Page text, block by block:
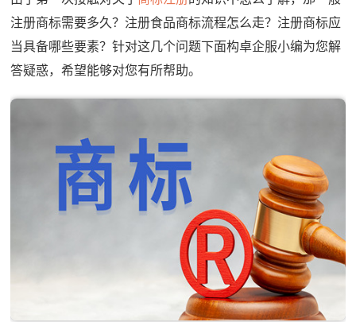
注册商标需要多久？注册食品商标流程怎么走？注册商标应
当具备哪些要素？针对这几个问题下面构卓企服小编为您解
答疑惑，希望能够对您有所帮助。